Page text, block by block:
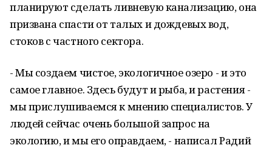
планируют сделать ливневую канализацию, она
призвана спасти от талых и дождевых вод,
стоков с частного сектора.
- Мы создаем чистое, экологичное озеро - и это
самое главное. Здесь будут и рыба, и растения -
мы прислушиваемся к мнению специалистов. У
людей сейчас очень большой запрос на
экологию, и мы его оправдаем, - написал Радий